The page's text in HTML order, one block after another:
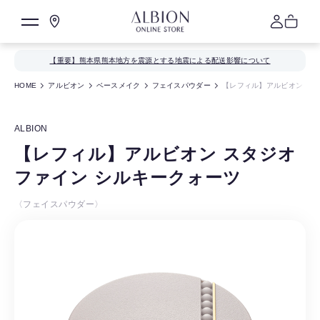
【重要】熊本県熊本地方を震源とする地震による配送影響について
HOME アルビオン ベースメイク フェイスパウダー 【レフィル】アルビオン ス
ALBION
【レフィル】アルビオン スタジオ
ファイン シルキークォーツ
〈フェイスパウダー〉